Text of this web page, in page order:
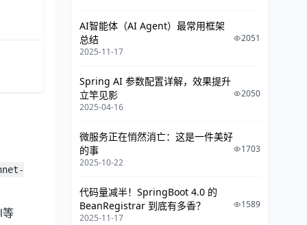
等
AI智能体（AI Agent）最常用框架
总结
2025-11-17
2051
Spring AI 参数配置详解，效果提升
立竿见影
2025-04-16
2050
微服务正在悄然消亡：这是一件美好
的事
2025-10-22
1703
代码量减半！SpringBoot 4.0 的
BeanRegistrar 到底有多香？
2025-11-17
1589